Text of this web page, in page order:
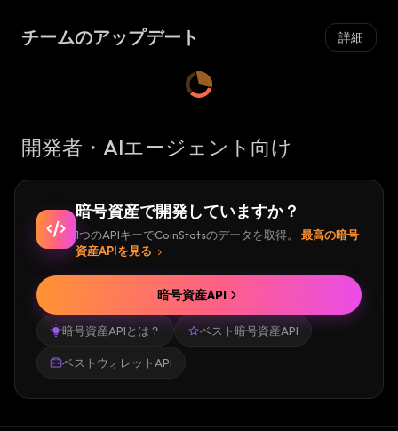
チームのアップデート 詳細
開発者・AIエージェント向け
暗号資産で開発していますか？
1つのAPIキーでCoinStatsのデータを取得。
最高の暗号
資産APIを見る
暗号資産APIとは？ ベスト暗号資産API
ベストウォレットAPI
暗号資産API